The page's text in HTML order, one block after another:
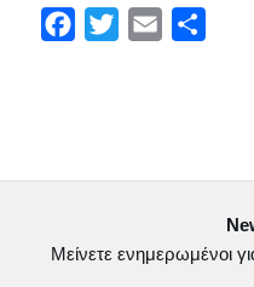
k
ε
Μείνετε ενημερωμένοι